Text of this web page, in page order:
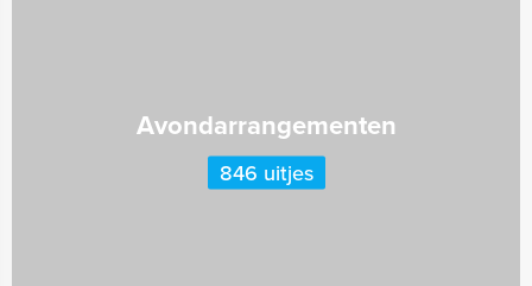
Avondarrangementen
846 uitjes